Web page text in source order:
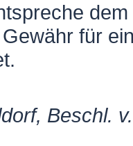
für
Beschl.